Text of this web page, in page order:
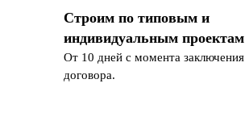
Строим по типовым и
индивидуальным проектам
От 10 дней с момента заключения
договора.